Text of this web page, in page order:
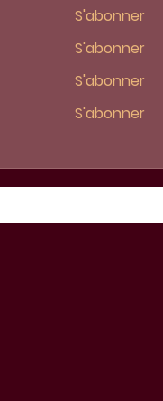
S'abonner
S'abonner
S'abonner
S'abonner